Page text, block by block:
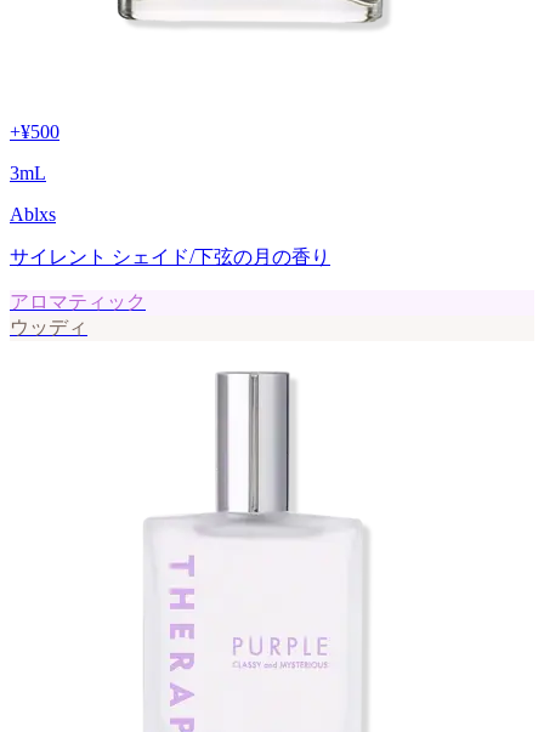
+¥500
3mL
Ablxs
サイレント シェイド/下弦の月の香り
アロマティック
ウッディ